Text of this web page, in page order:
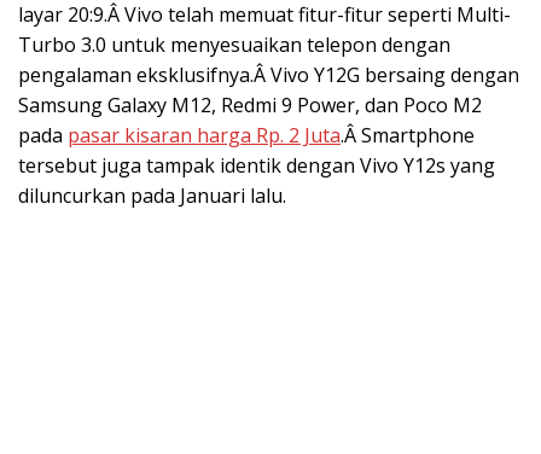
layar 20:9.Â Vivo telah memuat fitur-fitur seperti Multi-
Turbo 3.0 untuk menyesuaikan telepon dengan
pengalaman eksklusifnya.Â Vivo Y12G bersaing dengan
Samsung Galaxy M12, Redmi 9 Power, dan Poco M2
pada pasar kisaran harga Rp. 2 Juta.Â Smartphone
tersebut juga tampak identik dengan Vivo Y12s yang
diluncurkan pada Januari lalu.